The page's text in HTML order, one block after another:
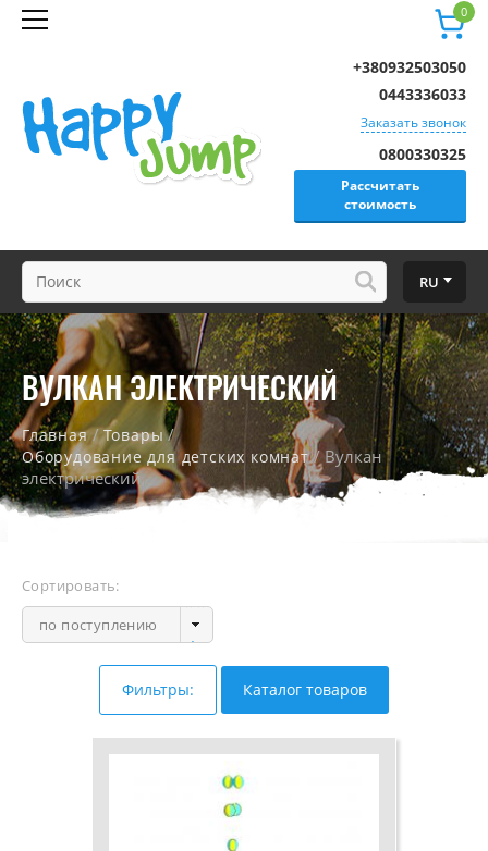
0
0800330325
Рассчитать
стоимость
+380932503050
0443336033
Заказать звонок
RU
ВУЛКАН ЭЛЕКТРИЧЕСКИЙ
Главная/Товары/
Оборудование для детских комнат/ Вулкан
электрический
Сортировать:
по поступлению
Фильтры: Каталог товаров